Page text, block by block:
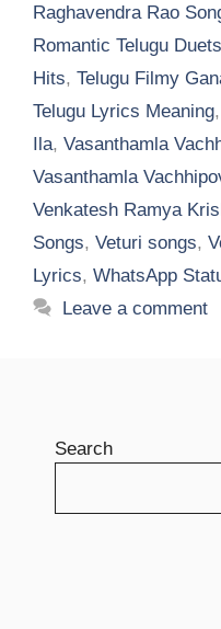
Raghavendra Rao
Romantic Telugu Duets
Hits, Telugu Filmy
Telugu Lyrics Meaning,
Ila, Vasanthamla
Vasanthamla
Venkatesh Ramya
Songs, Veturi songs,
Lyrics, WhatsApp
Leave a comment
Search